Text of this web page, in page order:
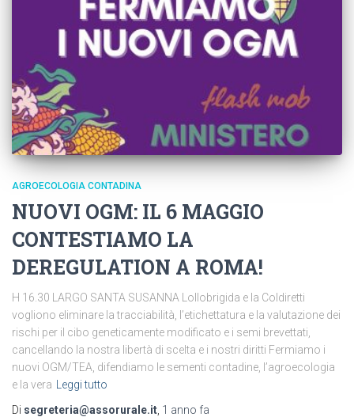
AGROECOLOGIA CONTADINA
NUOVI OGM: IL 6 MAGGIO
CONTESTIAMO LA
DEREGULATION A ROMA!
H 16.30 LARGO SANTA SUSANNA Lollobrigida e la Coldiretti
vogliono eliminare la tracciabilità, l’etichettatura e la valutazione dei
rischi per il cibo geneticamente modificato e i semi brevettati,
cancellando la nostra libertà di scelta e i nostri diritti Fermiamo i
nuovi OGM/TEA, difendiamo le sementi contadine, l’agroecologia
e la vera
Leggi tutto
Di segreteria@assorurale.it 1 anno fa